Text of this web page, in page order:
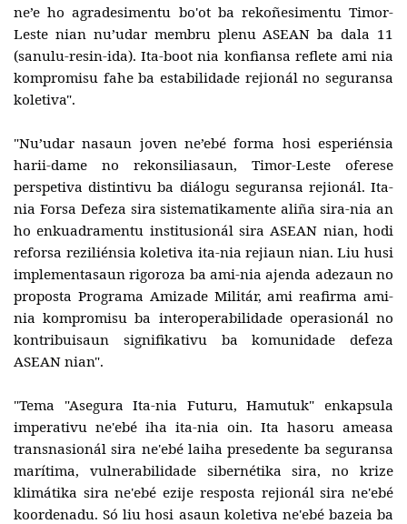
ne’e ho agradesimentu bo'ot ba rekoñesimentu Timor-
Leste nian nu’udar membru plenu ASEAN ba dala 11
(sanulu-resin-ida). Ita-boot nia konfiansa reflete ami nia
kompromisu fahe ba estabilidade rejionál no seguransa
koletiva".
"Nu’udar nasaun joven ne’ebé forma hosi esperiénsia
harii-dame no rekonsiliasaun, Timor-Leste oferese
perspetiva distintivu ba diálogu seguransa rejionál. Ita-
nia Forsa Defeza sira sistematikamente aliña sira-nia an
ho enkuadramentu institusionál sira ASEAN nian, hodi
reforsa reziliénsia koletiva ita-nia rejiaun nian. Liu husi
implementasaun rigoroza ba ami-nia ajenda adezaun no
proposta Programa Amizade Militár, ami reafirma ami-
nia kompromisu ba interoperabilidade operasionál no
kontribuisaun signifikativu ba komunidade defeza
ASEAN nian".
"Tema "Asegura Ita-nia Futuru, Hamutuk" enkapsula
imperativu ne'ebé iha ita-nia oin. Ita hasoru ameasa
transnasionál sira ne'ebé laiha presedente ba seguransa
marítima, vulnerabilidade sibernétika sira, no krize
klimátika sira ne'ebé ezije resposta rejionál sira ne'ebé
koordenadu. Só liu hosi asaun koletiva ne'ebé bazeia ba